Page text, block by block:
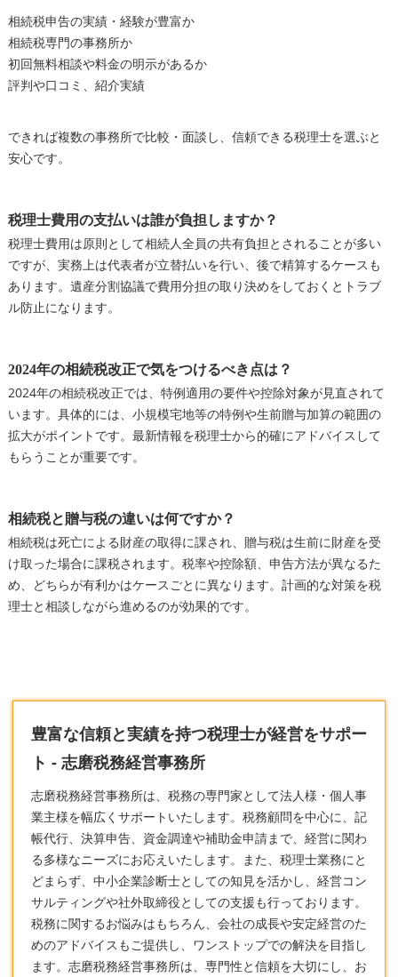
相続税申告の実績・経験が豊富か
相続税専門の事務所か
初回無料相談や料金の明示があるか
評判や口コミ、紹介実績
できれば複数の事務所で比較・面談し、信頼できる税理士を選ぶと
安心です。
税理士費用の支払いは誰が負担しますか？
税理士費用は原則として相続人全員の共有負担とされることが多い
ですが、実務上は代表者が立替払いを行い、後で精算するケースも
あります。遺産分割協議で費用分担の取り決めをしておくとトラブ
ル防止になります。
2024年の相続税改正で気をつけるべき点は？
2024年の相続税改正では、特例適用の要件や控除対象が見直されて
います。具体的には、小規模宅地等の特例や生前贈与加算の範囲の
拡大がポイントです。最新情報を税理士から的確にアドバイスして
もらうことが重要です。
相続税と贈与税の違いは何ですか？
相続税は死亡による財産の取得に課され、贈与税は生前に財産を受
け取った場合に課税されます。税率や控除額、申告方法が異なるた
め、どちらが有利かはケースごとに異なります。計画的な対策を税
理士と相談しながら進めるのが効果的です。
豊富な信頼と実績を持つ税理士が経営をサポー
ト - 志磨税務経営事務所
志磨税務経営事務所は、税務の専門家として法人様・個人事
業主様を幅広くサポートいたします。税務顧問を中心に、記
帳代行、決算申告、資金調達や補助金申請まで、経営に関わ
る多様なニーズにお応えいたします。また、 税理士業務にと
どまらず、中小企業診断士としての知見を活かし、経営コン
サルティングや社外取締役としての支援も行っております。
税務に関するお悩みはもちろん、会社の成長や安定経営のた
めのアドバイスもご提供し、ワンストップでの解決を目指し
ます。志磨税務経営事務所は、専門性と信頼を大切にし、お